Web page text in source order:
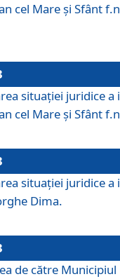
cel Mare și Sfânt
situației juridice
cel Mare și Sfânt
situației juridice
Dima.
de către